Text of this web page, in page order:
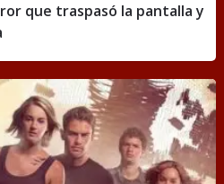
que traspasó la pantalla y